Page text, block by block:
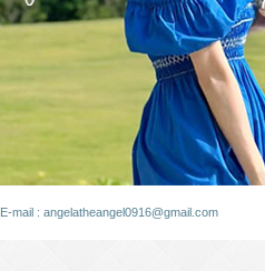
E-mail : angelatheangel0916@gmail.com